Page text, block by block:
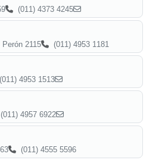
(011) 4373 4245
2115
(011) 4953 1181
(011) 4953 1513
(011) 4957 6922
(011) 4555 5596